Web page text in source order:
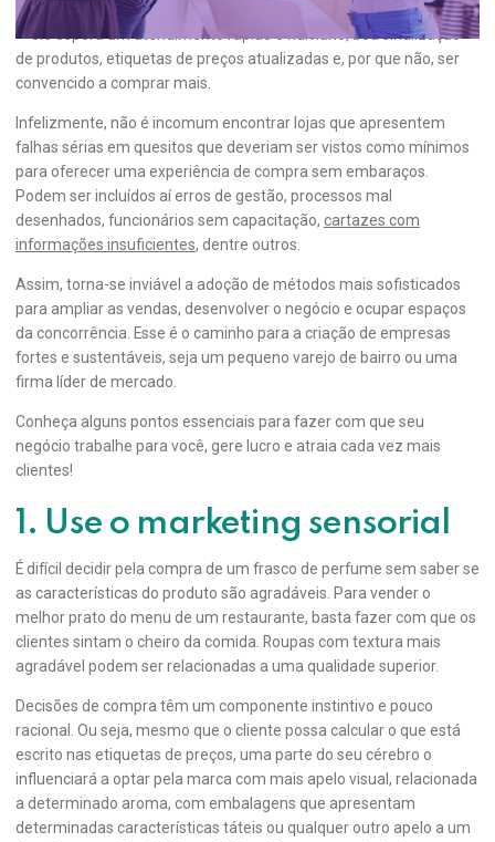
uma expectativa em relação ao produto e à própria compra em si
— ele espera um atendimento rápido e humano, boa sinalização
de produtos, etiquetas de preços atualizadas e, por que não, ser
convencido a comprar mais.
Infelizmente, não é incomum encontrar lojas que apresentem
falhas sérias em quesitos que deveriam ser vistos como mínimos
para oferecer uma experiência de compra sem embaraços.
Podem ser incluídos aí erros de gestão, processos mal
desenhados, funcionários sem capacitação, cartazes com
informações insuficientes, dentre outros.
Assim, torna-se inviável a adoção de métodos mais sofisticados
para ampliar as vendas, desenvolver o negócio e ocupar espaços
da concorrência. Esse é o caminho para a criação de empresas
fortes e sustentáveis, seja um pequeno varejo de bairro ou uma
firma líder de mercado.
Conheça alguns pontos essenciais para fazer com que seu
negócio trabalhe para você, gere lucro e atraia cada vez mais
clientes!
1. Use o marketing sensorial
É difícil decidir pela compra de um frasco de perfume sem saber se
as características do produto são agradáveis. Para vender o
melhor prato do menu de um restaurante, basta fazer com que os
clientes sintam o cheiro da comida. Roupas com textura mais
agradável podem ser relacionadas a uma qualidade superior.
Decisões de compra têm um componente instintivo e pouco
racional. Ou seja, mesmo que o cliente possa calcular o que está
escrito nas etiquetas de preços, uma parte do seu cérebro o
influenciará a optar pela marca com mais apelo visual, relacionada
a determinado aroma, com embalagens que apresentam
determinadas características táteis ou qualquer outro apelo a um